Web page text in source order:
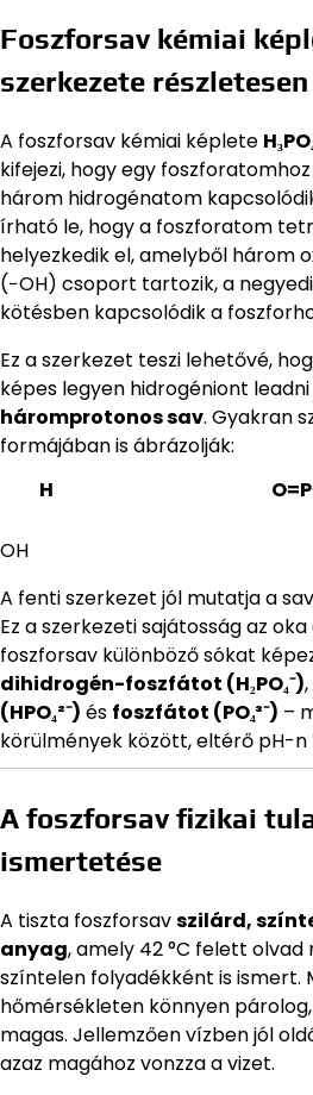
Foszforsav kémiai
szerkezete részletesen
A foszforsav kémiai képlete
kifejezi, hogy egy
három hidrogénatom
írható le, hogy a foszforatom
helyezkedik el, amelyből három
(−OH) csoport tartozik, a
kötésben kapcsolódik a
Ez a szerkezet teszi lehetővé,
képes legyen hidrogéniont
háromprotonos sav. Gyakran
formájában is ábrázolják:
H
OH
A fenti szerkezet jól mutatja a
Ez a szerkezeti sajátosság az
foszforsav különböző sókat
dihidrogén-foszfátot (H₂PO₄⁻),
(HPO₄²⁻) és foszfátot (PO₄³⁻) –
körülmények között, eltérő pH-n
A foszforsav fizikai
ismertetése
A tiszta foszforsavszilárd,
anyag, amely 42 °C felett olvad
színtelen folyadékként is ismert.
hőmérsékleten könnyen
magas. Jellemzően vízben jól
azaz magához vonzza a vizet.